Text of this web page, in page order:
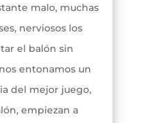
malo, muchas
nerviosos los
el balón sin
entonamos un
del mejor juego,
empiezan a